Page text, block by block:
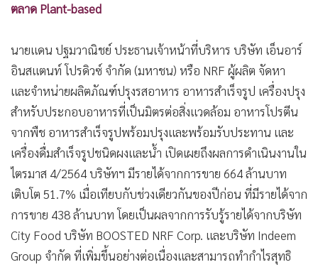
• SMEs
• อินโดจีน
• กองทุนรวม
• Celeb Online
• Factcheck
• ญี่ปุ่น
• News1
Gotomanager
ตลาด Plant-based
นายแดน ปฐมวาณิชย์ ประธานเจ้าหน้าที่บริหาร บริษัท เอ็นอาร์
อินสแตนท์ โปรดิวซ์ จำกัด (มหาชน) หรือ NRF ผู้ผลิต จัดหา
และจำหน่ายผลิตภัณฑ์ปรุงรสอาหาร อาหารสำเร็จรูป เครื่องปรุง
สำหรับประกอบอาหารที่เป็นมิตรต่อสิ่งแวดล้อม อาหารโปรตีน
จากพืช อาหารสำเร็จรูปพร้อมปรุงและพร้อมรับประทาน และ
เครื่องดื่มสำเร็จรูปชนิดผงและน้ำ เปิดเผยถึงผลการดำเนินงานใน
ไตรมาส 4/2564 บริษัทฯ มีรายได้จากการขาย 664 ล้านบาท
เติบโต 51.7% เมื่อเทียบกับช่วงเดียวกันของปีก่อน ที่มีรายได้จาก
การขาย 438 ล้านบาท โดยเป็นผลจากการรับรู้รายได้จากบริษัท
City Food บริษัท BOOSTED NRF Corp. และบริษัท Indeem
Group จำกัด ที่เพิ่มขึ้นอย่างต่อเนื่องและสามารถทำกำไรสุทธิ